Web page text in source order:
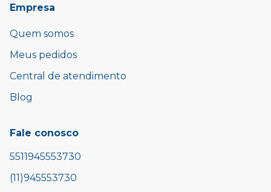
Empresa
Quem somos
Meus pedidos
Central de atendimento
Blog
Fale conosco
5511945553730
(11)945553730